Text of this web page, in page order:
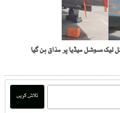
لیک،سوشل میڈیا پر مذاق بن گیا
تلاش کریں